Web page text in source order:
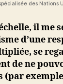
des Nations
il me
d’une
se
de ne
(par